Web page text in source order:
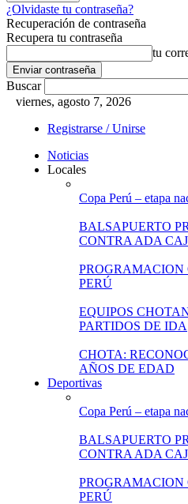
¿Olvidaste tu contraseña?
Recuperación de contraseña
Recupera tu contraseña
tu
Buscar
viernes, agosto 7, 2026
Registrarse / Unirse
Noticias
Locales
Copa Perú – etapa
BALSAPUERTO
CONTRA ADA
PROGRAMACION
PERÚ
EQUIPOS
PARTIDOS DE IDA
CHOTA:
AÑOS DE EDAD
Deportivas
Copa Perú – etapa
BALSAPUERTO
CONTRA ADA
PROGRAMACION
PERÚ